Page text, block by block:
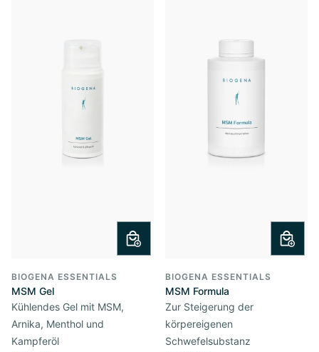
BIOGENA ESSENTIALS
MSM Gel
Kühlendes Gel mit MSM,
Arnika, Menthol und
Kampferöl
BIOGENA ESSENTIALS
MSM Formula
Zur Steigerung der
körpereigenen
Schwefelsubstanz